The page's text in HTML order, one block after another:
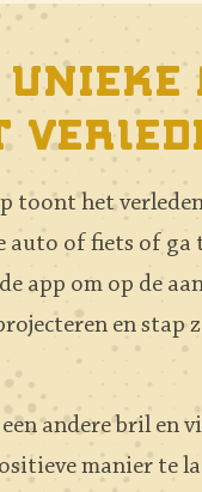
toont het
auto of fiets of
app om op de
en stap
andere bril en
manier te